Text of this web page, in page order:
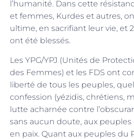
l’humanité. Dans cette
et femmes, Kurdes et autres,
ultime, en sacrifiant leur vie, et
ont été blessés.
Les YPG/YPJ (Unités de
des Femmes) et les FDS ont
liberté de tous les peuples,
confession (yézidis, chrétiens,
lutte acharnée contre
sans aucun doute, aux peuples
en paix. Quant aux peuples du